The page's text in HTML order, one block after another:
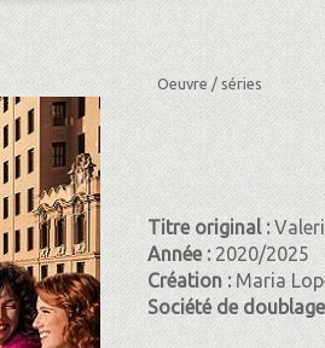
Oeuvre / séries
Titre original :
Année :2020/2025
Création :Maria
Société de